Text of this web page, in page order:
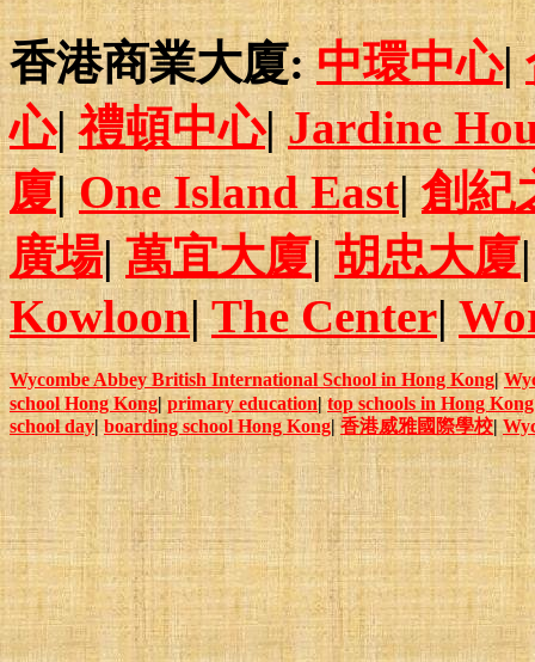
香港商業大廈:中環中心|
心|禮頓中心|Jardine
廈|One Island East|創紀
廣場|萬宜大廈|胡忠大廈
Kowloon|The Center|
Wycombe Abbey British International School in Hong Kong|
school Hong Kong|primary education|top schools in Hong Kong
school day |boarding school Hong Kong| 香港威雅國際學校